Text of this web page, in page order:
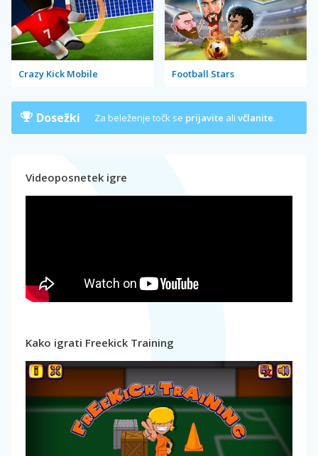
Crazy Kick Mobile Football Stars
Dosežki Za beleženje točk se prijavite ali včlanite.
Videoposnetek igre
Kako igrati Freekick Training